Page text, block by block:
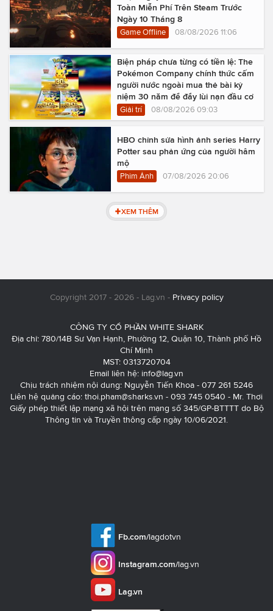
Toàn Miễn Phí Trên Steam Trước
Ngày 10 Tháng 8
Game Offline 08/08/2026 11:06
Biện pháp chưa từng có tiền lệ: The
Pokémon Company chính thức cấm
người nước ngoài mua thẻ bài kỷ
niệm 30 năm để đẩy lùi nạn đầu cơ
Giải trí 08/08/2026 09:03
HBO chỉnh sửa hình ảnh series Harry
Potter sau phản ứng của người hâm
mộ
Phim Ảnh 07/08/2026 20:06
XEM THÊM
Copyright 2017 - 2026 - Lag.vn - Privacy policy
CÔNG TY CỔ PHẦN WHITE SHARK
Địa chỉ: 780/14B Sư Vạn Hạnh, Phường 12, Quận 10, Thành phố Hồ
Chí Minh
MST: 0313720704
Email liên hệ: info@lag.vn
Chịu trách nhiệm nội dung: Nguyễn Tiến Khoa - 077 261 5246
Liên hệ quảng cáo: thoi.pham@sharks.vn - 093 745 0540 - Mr. Thơi
Giấy phép thiết lập mạng xã hội trên mạng số 345/GP-BTTTT do Bộ
Thông tin và Truyền thông cấp ngày 10/06/2021.
Fb.com/lagdotvn
Instagram.com/lag.vn
Lag.vn